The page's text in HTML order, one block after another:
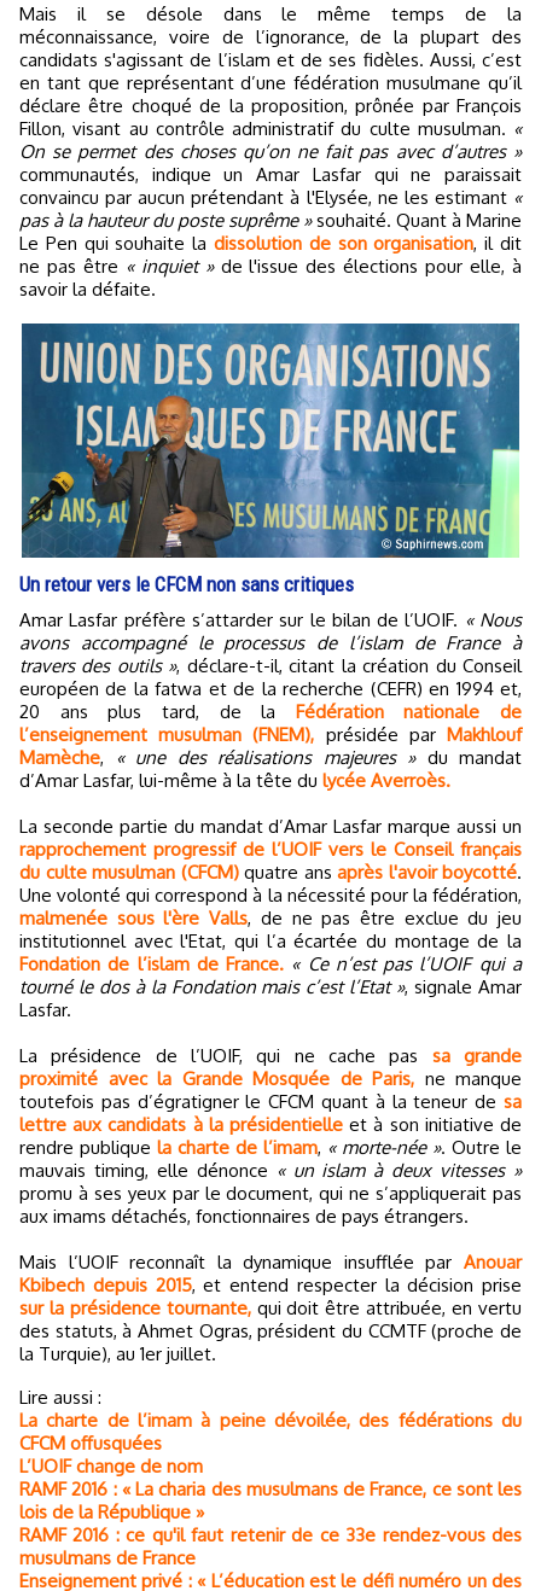
Mais il se désole dans le même temps de la
méconnaissance, voire de l’ignorance, de la plupart des
candidats s'agissant de l’islam et de ses fidèles. Aussi, c’est
en tant que représentant d’une fédération musulmane qu’il
déclare être choqué de la proposition, prônée par François
Fillon, visant au contrôle administratif du culte musulman. «
On se permet des choses qu’on ne fait pas avec d’autres »
communautés, indique un Amar Lasfar qui ne paraissait
convaincu par aucun prétendant à l'Elysée, ne les estimant «
pas à la hauteur du poste suprême »souhaité. Quant à Marine
Le Pen qui souhaite la dissolution de son organisation, il dit
ne pas être « inquiet »de l'issue des élections pour elle, à
savoir la défaite.
Un retour vers le CFCM non sans critiques
Amar Lasfar préfère s’attarder sur le bilan de l’UOIF. « Nous
avons accompagné le processus de l’islam de France à
travers des outils », déclare-t-il, citant la création du Conseil
européen de la fatwa et de la recherche (CEFR) en 1994 et,
20 ans plus tard, de la Fédération nationale de
l’enseignement musulman (FNEM), présidée par Makhlouf
Mamèche, « une des réalisations majeures »du mandat
d’Amar Lasfar, lui-même à la tête du lycée Averroès.
La seconde partie du mandat d’Amar Lasfar marque aussi un
rapprochement progressif de l’UOIF vers le Conseil français
du culte musulman (CFCM)quatre ans après l'avoir boycotté.
Une volonté qui correspond à la nécessité pour la fédération,
malmenée sous l'ère Valls, de ne pas être exclue du jeu
institutionnel avec l'Etat, qui l’a écartée du montage de la
Fondation de l’islam de France. « Ce n’est pas l’UOIF qui a
tourné le dos à la Fondation mais c’est l’Etat », signale Amar
Lasfar.
La présidence de l’UOIF, qui ne cache pas sa grande
proximité avec la Grande Mosquée de Paris, ne manque
toutefois pas d’égratigner le CFCM quant à la teneur de sa
lettre aux candidats à la présidentielle et à son initiative de
rendre publique la charte de l’imam, « morte-née ». Outre le
mauvais timing, elle dénonce « un islam à deux vitesses »
promu à ses yeux par le document, qui ne s’appliquerait pas
aux imams détachés, fonctionnaires de pays étrangers.
Mais l’UOIF reconnaît la dynamique insufflée par Anouar
Kbibech depuis 2015, et entend respecter la décision prise
sur la présidence tournante,qui doit être attribuée, en vertu
des statuts, à Ahmet Ogras, président du CCMTF (proche de
la Turquie), au 1er juillet.
Lire aussi :
La charte de l’imam à peine dévoilée, des fédérations du
CFCM offusquées
L’UOIF change de nom
RAMF 2016 : « La charia des musulmans de France, ce sont les
lois de la République »
RAMF 2016 : ce qu'il faut retenir de ce 33e rendez-vous des
musulmans de France
Enseignement privé : « L’éducation est le défi numéro un des